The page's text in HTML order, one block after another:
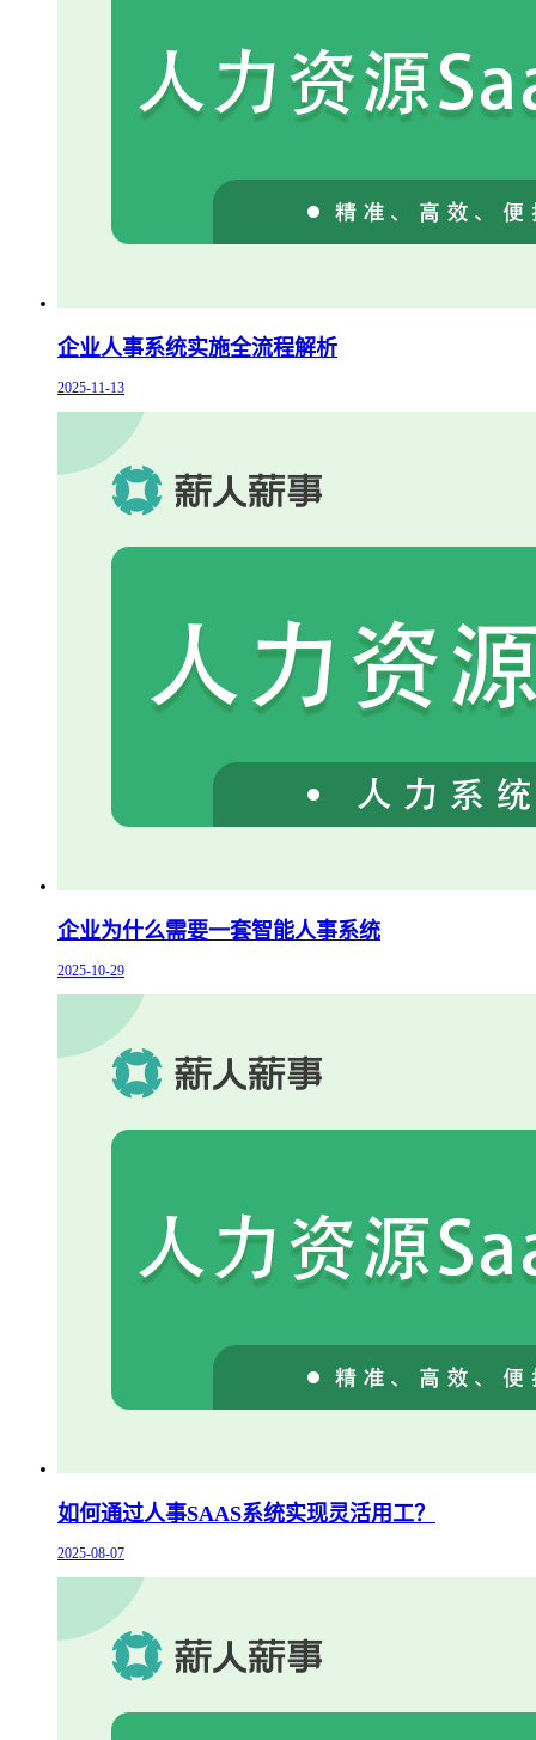
企业人事系统实施全流程解析
2025-11-13
企业为什么需要一套智能人事系统
2025-10-29
如何通过人事SAAS系统实现灵活用工？
2025-08-07